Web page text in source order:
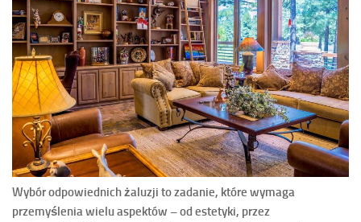
Wybór odpowiednich żaluzji to zadanie, które wymaga
przemyślenia wielu aspektów – od estetyki, przez